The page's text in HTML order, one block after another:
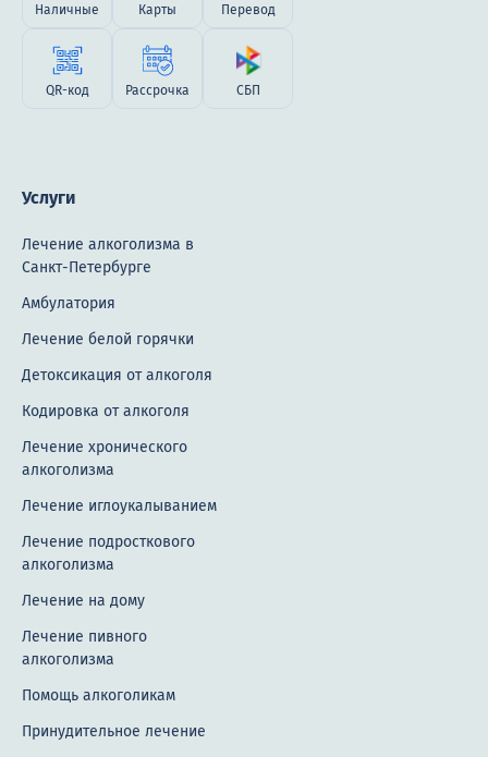
Наличные Карты Перевод
QR-код Рассрочка СБП
Услуги
Лечение алкоголизма в
Санкт-Петербурге
Амбулатория
Лечение белой горячки
Детоксикация от алкоголя
Кодировка от алкоголя
Лечение хронического
алкоголизма
Лечение иглоукалыванием
Лечение подросткового
алкоголизма
Лечение на дому
Лечение пивного
алкоголизма
Помощь алкоголикам
Принудительное лечение